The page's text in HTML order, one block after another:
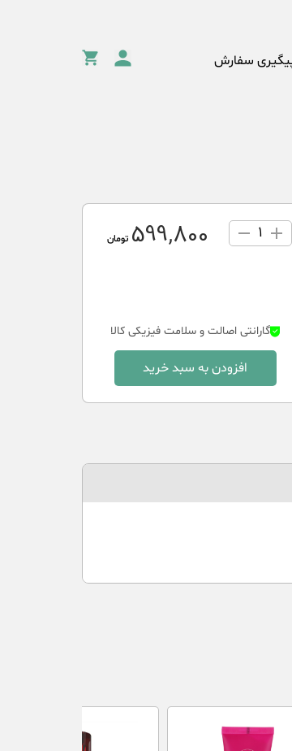
سفارش
1 599٬800 تومان
گارانتی اصالت و سلامت فیزیکی کالا
افزودن به سبد خرید